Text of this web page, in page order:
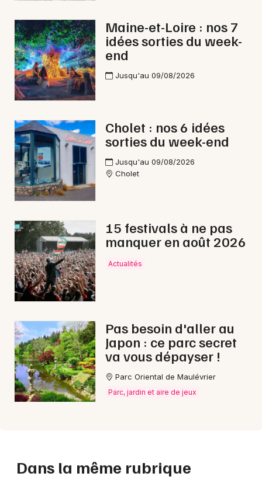
Maine-et-Loire : nos 7
idées sorties du week-
end
Jusqu'au 09/08/2026
Cholet : nos 6 idées
sorties du week-end
Jusqu'au 09/08/2026
Cholet
15 festivals à ne pas
manquer en août 2026
Actualités
Pas besoin d'aller au
Japon : ce parc secret
va vous dépayser !
Parc Oriental de Maulévrier
Parc, jardin et aire de jeux
Dans la même rubrique